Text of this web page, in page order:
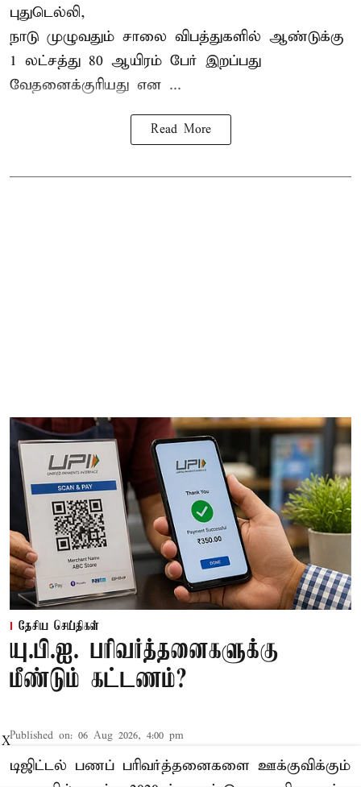
புதுடெல்லி,
நாடு முழுவதும் சாலை விபத்துகளில் ஆண்டுக்கு
1 லட்சத்து 80 ஆயிரம் பேர் இறப்பது
வேதனைக்குரியது என ...
Read More
தேசிய செய்திகள்
யு.பி.ஐ. பரிவர்த்தனைகளுக்கு
மீண்டும் கட்டணம்?
Published on: 06 Aug 2026, 4:00 pm
டிஜிட்டல் பணப் பரிவர்த்தனைகளை ஊக்குவிக்கும்
X